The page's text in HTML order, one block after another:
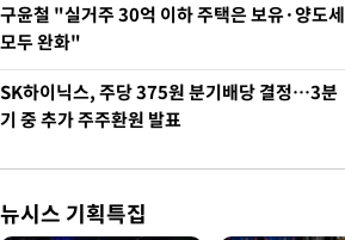
구윤철 "실거주 30억 이하 주택은 보유·양도세
모두 완화"
SK하이닉스, 주당 375원 분기배당 결정…3분
기 중 추가 주주환원 발표
뉴시스 기획특집